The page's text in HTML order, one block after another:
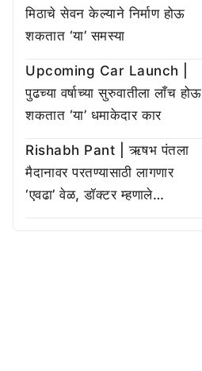
मिठाचे सेवन केल्याने निर्माण होऊ
शकतात ‘या’ समस्या
Upcoming Car Launch |
पुढच्या वर्षाच्या सुरुवातीला लाँच होऊ
शकतात ‘या’ धमाकेदार कार
Rishabh Pant | ऋषभ पंतला
मैदानावर परतण्यासाठी लागणार
‘एवढा’ वेळ, डॉक्टर म्हणाले…